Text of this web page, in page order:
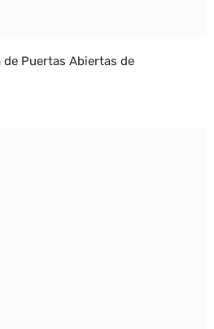
Puertas Abiertas de